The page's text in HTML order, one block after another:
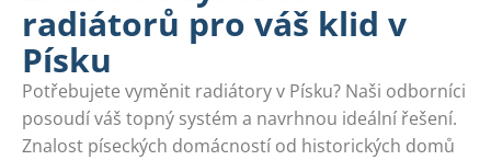
radiátorů pro váš klid v
Písku
Potřebujete vyměnit radiátory v Písku? Naši odborníci
posoudí váš topný systém a navrhnou ideální řešení.
Znalost píseckých domácností od historických domů